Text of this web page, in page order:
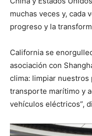
muchas veces y, cada
progreso y la
California se
asociación con
clima: limpiar
transporte marítimo y
vehículos eléctricos”,